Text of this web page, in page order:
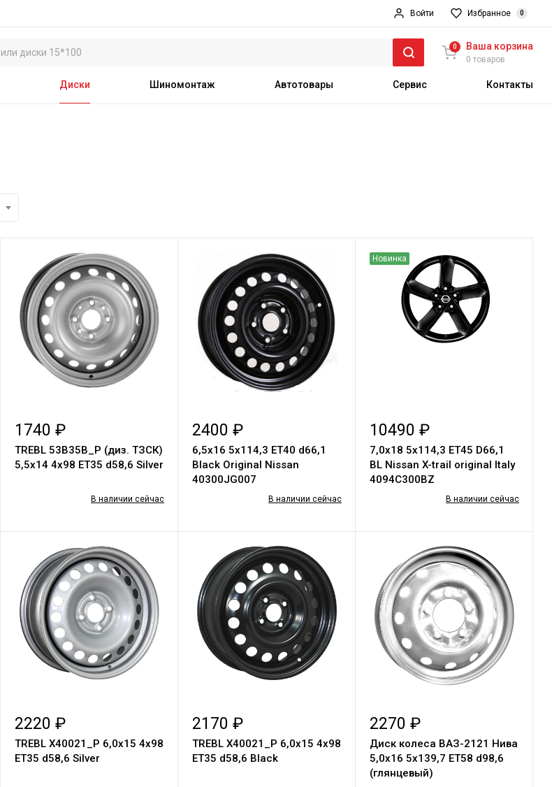
Войти Избранное 0
0 Ваша корзина
0 товаров
Диски Шиномонтаж Автотовары Сервис Контакты
1740 ₽
TREBL 53B35B_P (диз. ТЗСК)
5,5х14 4х98 ЕТ35 d58,6 Silver
В наличии сейчас
2400 ₽
6,5х16 5х114,3 ЕТ40 d66,1
Black Original Nissan
40300JG007
В наличии сейчас
Новинка
10490 ₽
7,0x18 5x114,3 ET45 D66,1
BL Nissan X-trail original Italy
4094C300BZ
В наличии сейчас
2220 ₽
TREBL X40021_P 6,0х15 4х98
ЕТ35 d58,6 Silver
2170 ₽
TREBL X40021_P 6,0х15 4х98
ЕТ35 d58,6 Black
2270 ₽
Диск колеса ВАЗ-2121 Нива
5,0х16 5х139,7 ET58 d98,6
(глянцевый)